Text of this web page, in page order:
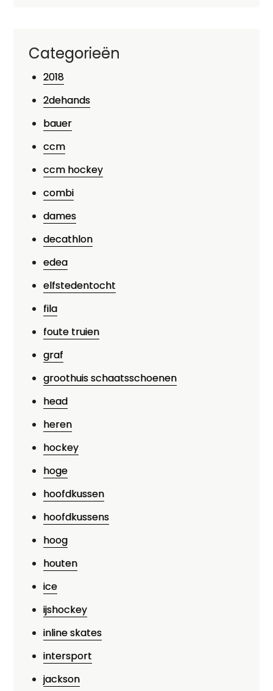
Categorieën
2018
2dehands
bauer
ccm
ccm hockey
combi
dames
decathlon
edea
elfstedentocht
fila
foute truien
graf
groothuis schaatsschoenen
head
heren
hockey
hoge
hoofdkussen
hoofdkussens
hoog
houten
ice
ijshockey
inline skates
intersport
jackson